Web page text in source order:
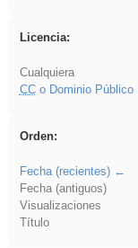
Licencia:
Cualquiera
CCo Dominio Público
Orden:
Fecha (recientes)
Fecha (antiguos)
Visualizaciones
Título